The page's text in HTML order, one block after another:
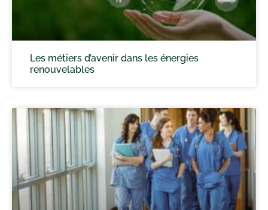
Les métiers d’avenir dans les énergies
renouvelables